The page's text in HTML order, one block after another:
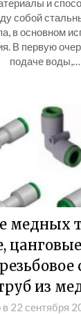
и
собой
в основном
В первую
подаче воды,…
медных
из
в 22 сентября